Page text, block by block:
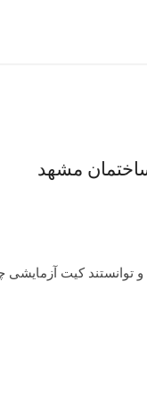
مشهد
و توانستند کیت